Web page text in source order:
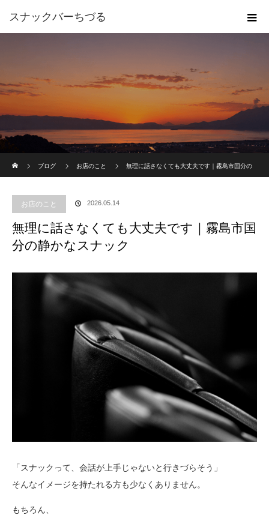
スナックバーちづる
ブログ
お店のこと 無理に話さなくても大丈夫です｜霧島市国分の
お店のこと 2026.05.14
無理に話さなくても大丈夫です｜霧島市国
分の静かなスナック
「スナックって、会話が上手じゃないと行きづらそう」
そんなイメージを持たれる方も少なくありません。
もちろん、